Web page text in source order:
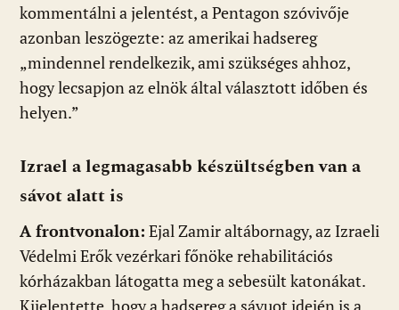
kommentálni a jelentést, a Pentagon szóvivője
azonban leszögezte: az amerikai hadsereg
„mindennel rendelkezik, ami szükséges ahhoz,
hogy lecsapjon az elnök által választott időben és
helyen.”
Izrael a legmagasabb készültségben van a
sávot alatt is
A frontvonalon: Ejal Zamir altábornagy, az Izraeli
Védelmi Erők vezérkari főnöke rehabilitációs
kórházakban látogatta meg a sebesült katonákat.